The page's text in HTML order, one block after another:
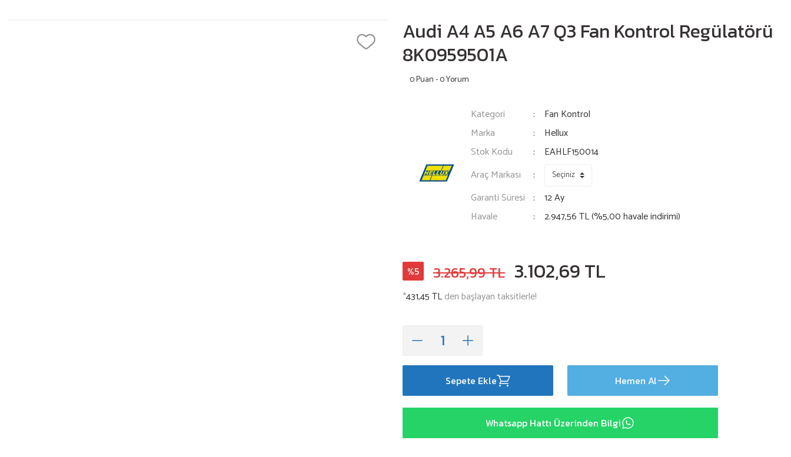
Audi A4 A5 A6 A7 Q3 Fan Kontrol Regülatörü
8K0959501A
0 Puan - 0 Yorum
Kategori
Fan Kontrol
Marka
Hellux
Stok Kodu
EAHLF150014
Araç Markası
Garanti Süresi
12 Ay
Havale
2.947,56 TL (%5,00 havale indirimi)
%5 3.265,99 TL 3.102,69 TL
*431,45 TLden başlayan taksitlerle!
Sepete Ekle Hemen Al
Whatsapp Hattı Üzerinden Bilgi